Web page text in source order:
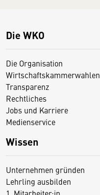
Die WKO
Die Organisation
Wirtschaftskammerwahlen
Transparenz
Rechtliches
Jobs und Karriere
Medienservice
Wissen
Unternehmen gründen
Lehrling ausbilden